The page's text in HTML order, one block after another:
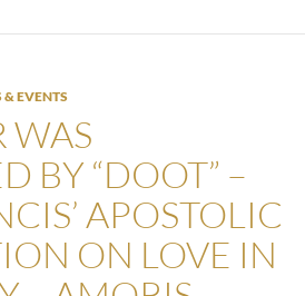
& EVENTS
WAS
BY “DOOT” –
APOSTOLIC
ON LOVE IN